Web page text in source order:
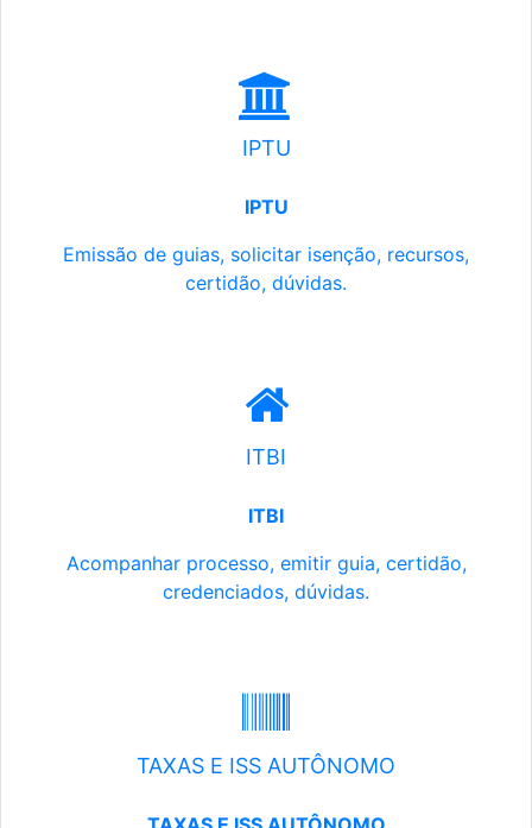
IPTU
IPTU
Emissão de guias, solicitar isenção, recursos,
certidão, dúvidas.
ITBI
ITBI
Acompanhar processo, emitir guia, certidão,
credenciados, dúvidas.
TAXAS E ISS AUTÔNOMO